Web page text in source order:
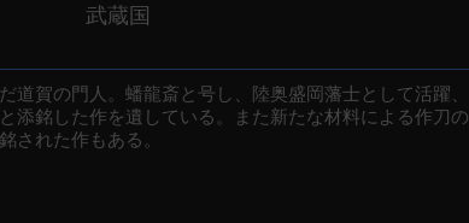
武蔵国
賀の門人。蟠龍斎と号し、陸奥盛岡藩士として活躍、
添銘した作を遺している。また新たな材料による作刀の
された作もある。